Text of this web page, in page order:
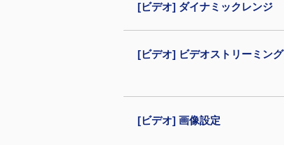
[ビデオ] ダイナミックレンジ
[ビデオ] ビデオストリーミング
[ビデオ] 画像設定